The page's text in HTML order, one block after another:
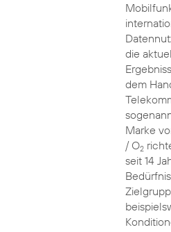
die
dem
Marke
/ O2
seit 14